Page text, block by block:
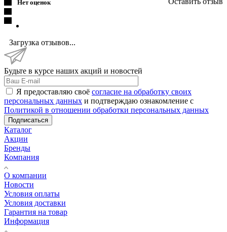
Нет оценок
Загрузка отзывов...
Будьте в курсе наших акций и новостей
Я предоставляю своё согласие на обработку своих
персональных данных и подтверждаю ознакомление с
Политикой в отношении обработки персональных данных
Подписаться
Каталог
Акции
Бренды
Компания
О компании
Новости
Условия оплаты
Условия доставки
Гарантия на товар
Информация